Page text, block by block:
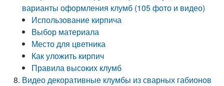
варианты оформления клумб (105 фото и видео)
Использование кирпича
Выбор материала
Место для цветника
Как уложить кирпич
Правила высоких клумб
Видео декоративные клумбы из сварных габионов